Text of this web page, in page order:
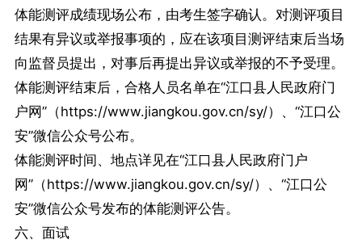
体能测评成绩现场公布，由考生签字确认。对测评项目
结果有异议或举报事项的，应在该项目测评结束后当场
向监督员提出，对事后再提出异议或举报的不予受理。
体能测评结束后，合格人员名单在“江口县人民政府门
户网”（https://www.jiangkou.gov.cn/sy/）、“江口公
安”微信公众号公布。
体能测评时间、地点详见在“江口县人民政府门户
网”（https://www.jiangkou.gov.cn/sy/）、“江口公
安”微信公众号发布的体能测评公告。
六、面试